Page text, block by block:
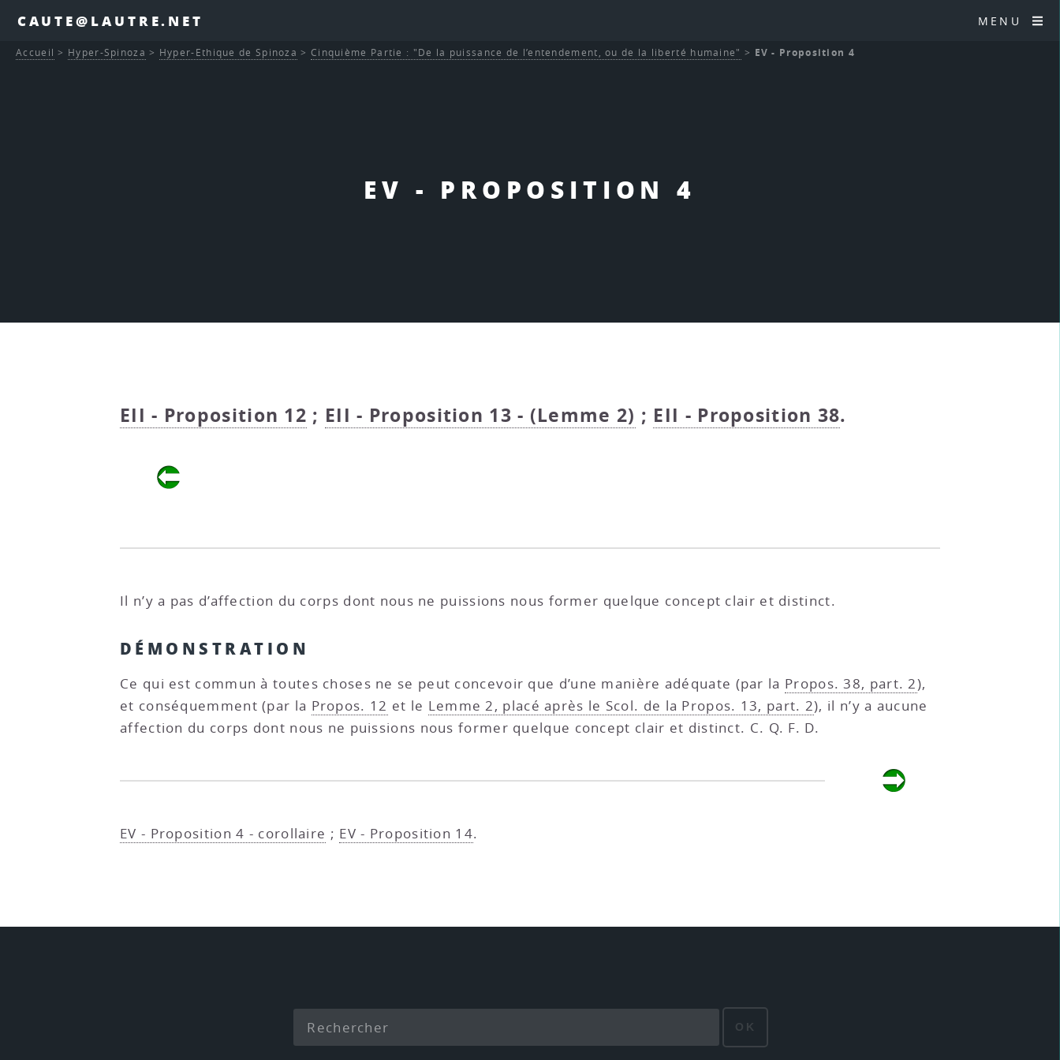
CAUTE@LAUTRE.NET MENU
EV - PROPOSITION 4
Accueil > Hyper-Spinoza > Hyper-Ethique de Spinoza > Cinquième Partie : "De la puissance de l’entendement, ou de la liberté humaine" > EV - Proposition 4
EII - Proposition 12 ; EII - Proposition 13 - (Lemme 2) ; EII - Proposition 38.
Il n’y a pas d’affection du corps dont nous ne puissions nous former quelque concept clair et distinct.
DÉMONSTRATION
Ce qui est commun à toutes choses ne se peut concevoir que d’une manière adéquate (par la Propos. 38, part. 2),
et conséquemment (par la Propos. 12 et le Lemme 2, placé après le Scol. de la Propos. 13, part. 2), il n’y a aucune
affection du corps dont nous ne puissions nous former quelque concept clair et distinct. C. Q. F. D.
EV - Proposition 4 - corollaire ; EV - Proposition 14.
OK